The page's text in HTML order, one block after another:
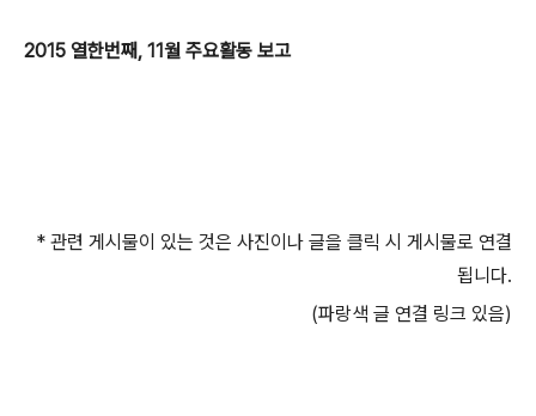
2015 열한번째, 11월 주요활동 보고
* 관련 게시물이 있는 것은 사진이나 글을 클릭 시 게시물로 연결
됩니다.
(파랑색 글 연결 링크 있음)